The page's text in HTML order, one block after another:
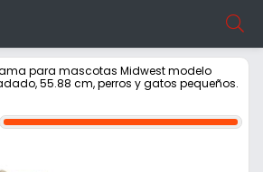
para mascotas Midwest modelo
55.88 cm, perros y gatos pequeños.